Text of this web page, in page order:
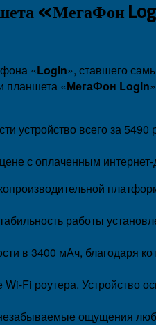
«МегаФон
«Login», ставшего
планшета «МегаФон Login»
устройство всего за
с оплаченным
работы
в 3400 мАч, благодаря
Fi роутера.
ощущения